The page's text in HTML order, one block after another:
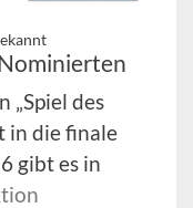
„Spiel des
in die finale
gibt es in